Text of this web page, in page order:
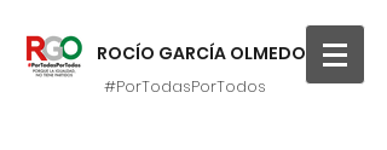
#PorTodasPorTodos
ROCÍO GARCÍA OLMEDO